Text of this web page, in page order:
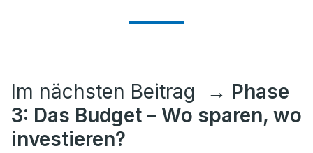
Im nächsten Beitrag
→ Phase
3: Das Budget – Wo sparen, wo
investieren?